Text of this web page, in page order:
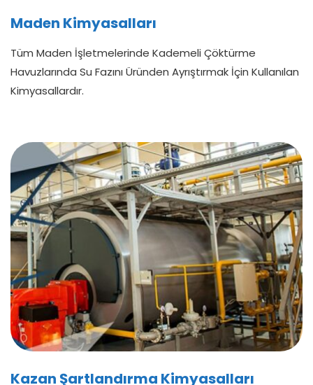
Maden Kimyasalları
Tüm Maden İşletmelerinde Kademeli Çöktürme
Havuzlarında Su Fazını Üründen Ayrıştırmak İçin Kullanılan
Kimyasallardır.
Kazan Şartlandırma Kimyasalları